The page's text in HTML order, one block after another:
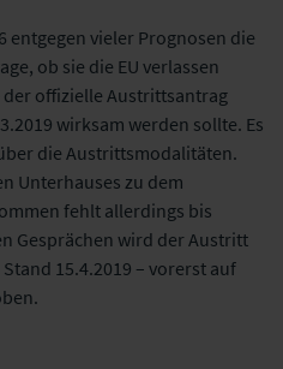
entgegen vieler Prognosen die
ob sie die EU verlassen
der offizielle Austrittsantrag
wirksam werden sollte. Es
die Austrittsmodalitäten.
Unterhauses zu dem
fehlt allerdings bis
Gesprächen wird der Austritt
15.4.2019 – vorerst auf